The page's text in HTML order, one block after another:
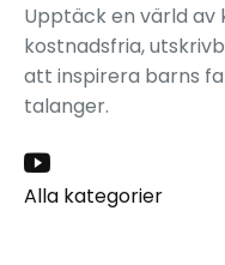
Upptäck en värld
kostnadsfria,
att inspirera barns
talanger.
Alla kategorier